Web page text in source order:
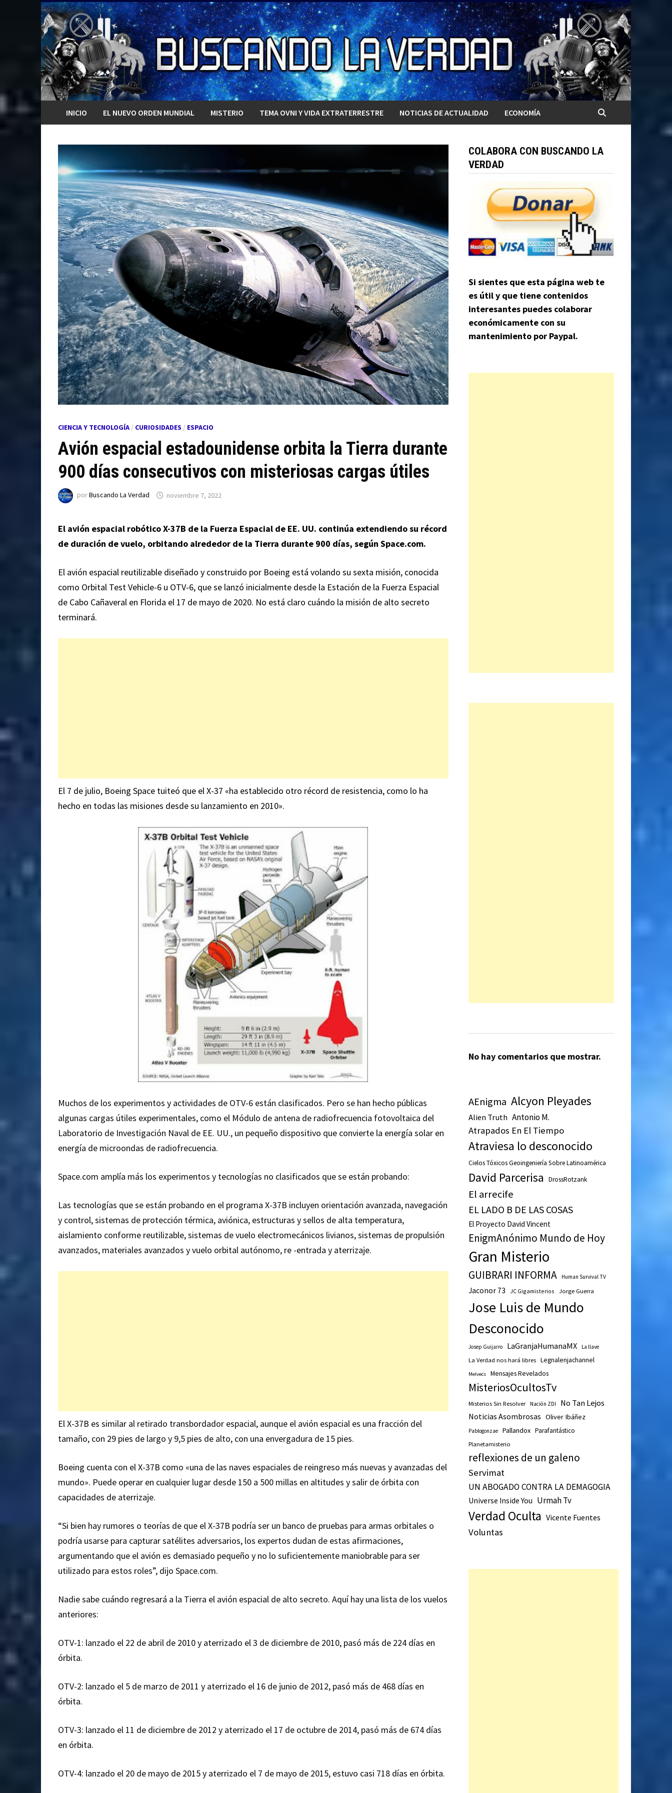
Saltar
al
contenido
INICIO EL NUEVO ORDEN MUNDIAL MISTERIO TEMA OVNI Y VIDA EXTRATERRESTRE NOTICIAS DE ACTUALIDAD ECONOMÍA
CIENCIA Y TECNOLOGÍA/ CURIOSIDADES / ESPACIO
Avión espacial estadounidense orbita la Tierra durante
900 días consecutivos con misteriosas cargas útiles
porBuscando La Verdad noviembre 7, 2022
El avión espacial robótico X-37B de la Fuerza Espacial de EE. UU. continúa extendiendo su récord
de duración de vuelo, orbitando alrededor de la Tierra durante 900 días, según Space.com.
El avión espacial reutilizable diseñado y construido por Boeing está volando su sexta misión, conocida
como Orbital Test Vehicle-6 u OTV-6, que se lanzó inicialmente desde la Estación de la Fuerza Espacial
de Cabo Cañaveral en Florida el 17 de mayo de 2020. No está claro cuándo la misión de alto secreto
terminará.
El 7 de julio, Boeing Space tuiteó que el X-37 «ha establecido otro récord de resistencia, como lo ha
hecho en todas las misiones desde su lanzamiento en 2010».
Muchos de los experimentos y actividades de OTV-6 están clasificados. Pero se han hecho públicas
algunas cargas útiles experimentales, como el Módulo de antena de radiofrecuencia fotovoltaica del
Laboratorio de Investigación Naval de EE. UU., un pequeño dispositivo que convierte la energía solar en
energía de microondas de radiofrecuencia.
Space.com amplía más los experimentos y tecnologías no clasificados que se están probando:
Las tecnologías que se están probando en el programa X-37B incluyen orientación avanzada, navegación
y control, sistemas de protección térmica, aviónica, estructuras y sellos de alta temperatura,
aislamiento conforme reutilizable, sistemas de vuelo electromecánicos livianos, sistemas de propulsión
avanzados, materiales avanzados y vuelo orbital autónomo, re -entrada y aterrizaje.
El X-37B es similar al retirado transbordador espacial, aunque el avión espacial es una fracción del
tamaño, con 29 pies de largo y 9,5 pies de alto, con una envergadura de 15 pies.
Boeing cuenta con el X-37B como «una de las naves espaciales de reingreso más nuevas y avanzadas del
mundo». Puede operar en cualquier lugar desde 150 a 500 millas en altitudes y salir de órbita con
capacidades de aterrizaje.
“Si bien hay rumores o teorías de que el X-37B podría ser un banco de pruebas para armas orbitales o
podría usarse para capturar satélites adversarios, los expertos dudan de estas afirmaciones,
argumentando que el avión es demasiado pequeño y no lo suficientemente maniobrable para ser
utilizado para estos roles”, dijo Space.com.
Nadie sabe cuándo regresará a la Tierra el avión espacial de alto secreto. Aquí hay una lista de los vuelos
anteriores:
OTV-1: lanzado el 22 de abril de 2010 y aterrizado el 3 de diciembre de 2010, pasó más de 224 días en
órbita.
OTV-2: lanzado el 5 de marzo de 2011 y aterrizado el 16 de junio de 2012, pasó más de 468 días en
órbita.
OTV-3: lanzado el 11 de diciembre de 2012 y aterrizado el 17 de octubre de 2014, pasó más de 674 días
en órbita.
OTV-4: lanzado el 20 de mayo de 2015 y aterrizado el 7 de mayo de 2015, estuvo casi 718 días en órbita.
COLABORA CON BUSCANDO LA
VERDAD
Si sientes que esta página web te
es útil y que tiene contenidos
interesantes puedes colaborar
económicamente con su
mantenimiento por Paypal.
No hay comentarios que mostrar.
AEnigma Alcyon Pleyades
Alien Truth Antonio M.
Atrapados En El Tiempo
Atraviesa lo desconocido
Cielos Tóxicos Geoingeniería Sobre Latinoamérica
David Parcerisa DrossRotzank
El arrecife
EL LADO B DE LAS COSAS
El Proyecto David Vincent
EnigmAnónimo Mundo de Hoy
Gran Misterio
GUIBRARI INFORMA Human Survival TV
Jaconor 73 JC Gigamisterios Jorge Guerra
Jose Luis de Mundo
Desconocido
Josep Guijarro LaGranjaHumanaMX La llave
La Verdad nos hará libres Legnalenjachannel
Melvecs Mensajes Revelados
MisteriosOcultosTv
Misterios Sin Resolver Nación ZDI No Tan Lejos
Noticias Asombrosas Oliver Ibáñez
Pablogonzae Pallandox Parafantástico
Planetamisterio
reflexiones de un galeno
Servimat
UN ABOGADO CONTRA LA DEMAGOGIA
Universe Inside You Urmah Tv
Verdad Oculta Vicente Fuentes
Voluntas